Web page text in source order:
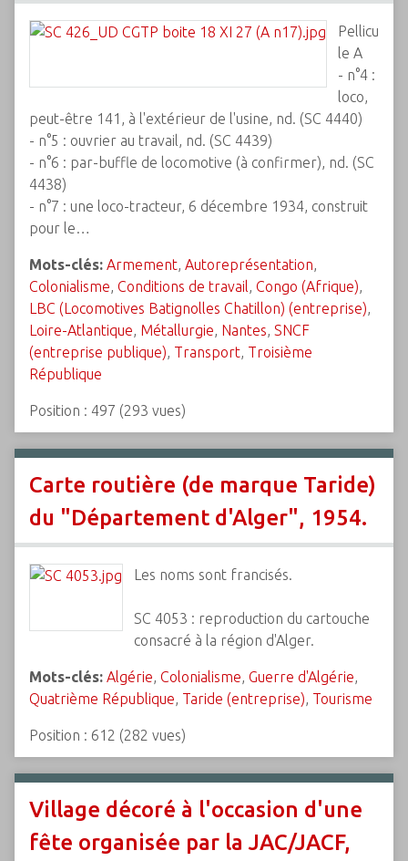
Pellicu
le A
- n°4 :
loco,
peut-être 141, à l'extérieur de l'usine, nd. (SC 4440)
- n°5 : ouvrier au travail, nd. (SC 4439)
- n°6 : par-buffle de locomotive (à confirmer), nd. (SC
4438)
- n°7 : une loco-tracteur, 6 décembre 1934, construit
pour le…
Mots-clés: Armement, Autoreprésentation,
Colonialisme, Conditions de travail, Congo (Afrique),
LBC (Locomotives Batignolles Chatillon) (entreprise),
Loire-Atlantique, Métallurgie, Nantes, SNCF
(entreprise publique), Transport, Troisième
République
Position : 497 (293 vues)
Carte routière (de marque Taride)
du "Département d'Alger", 1954.
Les noms sont francisés.
SC 4053 : reproduction du cartouche
consacré à la région d'Alger.
Mots-clés: Algérie, Colonialisme, Guerre d'Algérie,
Quatrième République, Taride (entreprise), Tourisme
Position : 612 (282 vues)
Village décoré à l'occasion d'une
fête organisée par la JAC/JACF,